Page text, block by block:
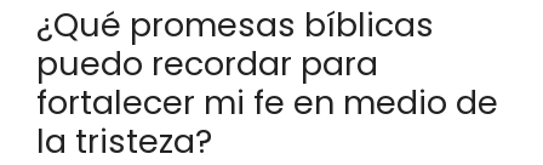
¿Qué promesas bíblicas
puedo recordar para
fortalecer mi fe en medio de
la tristeza?